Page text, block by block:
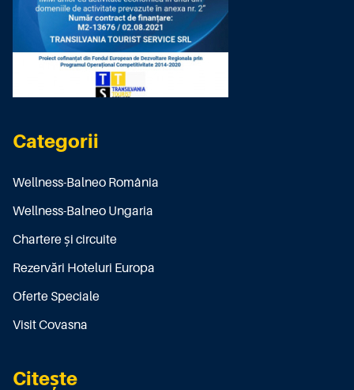
Categorii
Wellness-Balneo România
Wellness-Balneo Ungaria
Chartere și circuite
Rezervări Hoteluri Europa
Oferte Speciale
Visit Covasna
Citește